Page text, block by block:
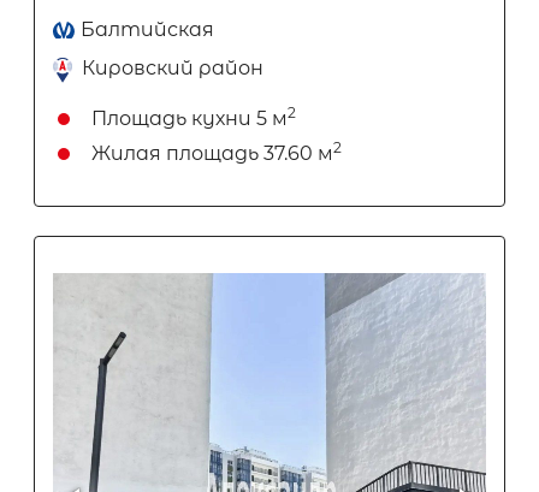
Балтийская
Кировский район
Площадь кухни 5 м2
Жилая площадь 37.60 м2